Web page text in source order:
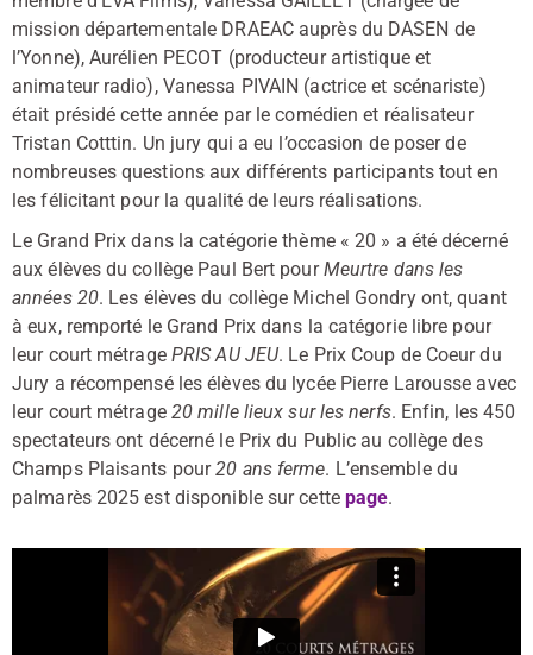
mission départementale DRAEAC auprès du DASEN de
l’Yonne), Aurélien PECOT (producteur artistique et
animateur radio), Vanessa PIVAIN (actrice et scénariste)
était présidé cette année par le comédien et réalisateur
Tristan Cotttin. Un jury qui a eu l’occasion de poser de
nombreuses questions aux différents participants tout en
les félicitant pour la qualité de leurs réalisations.
Le Grand Prix dans la catégorie thème « 20 » a été décerné
aux élèves du collège Paul Bert pourMeurtre dans les
années 20. Les élèves du collège Michel Gondry ont, quant
à eux, remporté le Grand Prix dans la catégorie libre pour
leur court métrage PRIS AU JEU. Le Prix Coup de Coeur du
Jury a récompensé les élèves du lycée Pierre Larousse avec
leur court métrage 20 mille lieux sur les nerfs. Enfin, les 450
spectateurs ont décerné le Prix du Public au collège des
Champs Plaisants pour20 ans ferme. L’ensemble du
palmarès 2025 est disponible sur cette page.